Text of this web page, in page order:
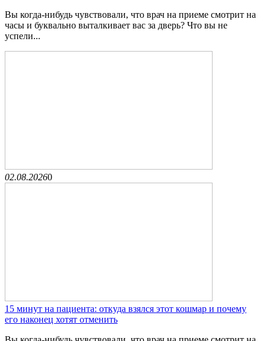
Вы когда-нибудь чувствовали, что врач на приеме смотрит на
часы и буквально выталкивает вас за дверь? Что вы не
успели...
02.08.20260
15 минут на пациента: откуда взялся этот кошмар и почему
его наконец хотят отменить